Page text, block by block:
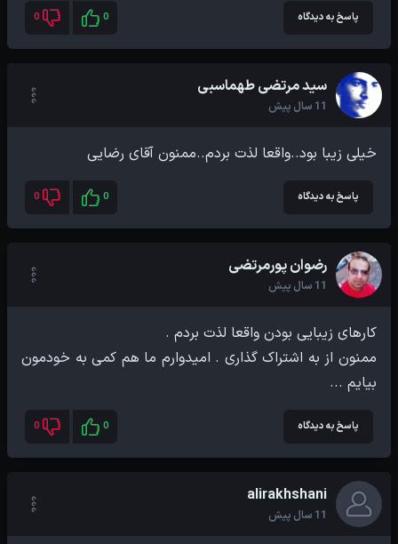
پاسخ به دیدگاه 0
0
سید مرتضی طهماسبی
11 سال پیش
خیلی زیبا بود..واقعا لذت بردم..ممنون آقای رضایی
پاسخ به دیدگاه 0
0
رضوان پورمرتضی
11 سال پیش
ممنون از به اشتراک گذارى . اميدوارم ما هم کمى به خودمون
بيايم ...
پاسخ به دیدگاه 0
0
alirakhshani
11 سال پیش